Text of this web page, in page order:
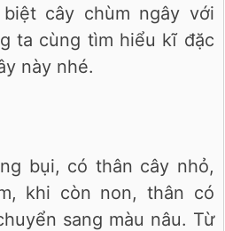
cây chùm ngây với
ta cùng tìm hiểu kĩ đặc
này nhé.
bụi, có thân cây nhỏ,
khi còn non, thân có
sang màu nâu. Từ